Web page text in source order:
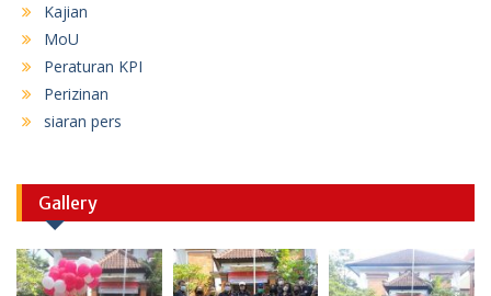
Kajian
MoU
Peraturan KPI
Perizinan
siaran pers
Gallery